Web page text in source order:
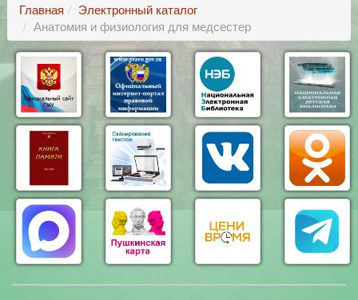
Главная
Электронный каталог
Анатомия и физиология для медсестер